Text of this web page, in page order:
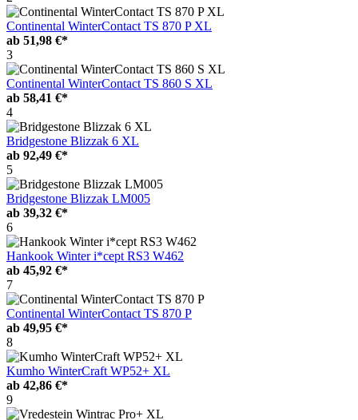
Continental WinterContact TS 870 P XL
ab 51,98 €*
3
Continental WinterContact TS 860 S XL
ab 58,41 €*
4
Bridgestone Blizzak 6 XL
ab 92,49 €*
5
Bridgestone Blizzak LM005
ab 39,32 €*
6
Hankook Winter i*cept RS3 W462
ab 45,92 €*
7
Continental WinterContact TS 870 P
ab 49,95 €*
8
Kumho WinterCraft WP52+ XL
ab 42,86 €*
9